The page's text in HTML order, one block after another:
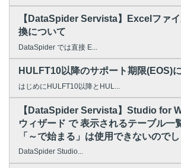
【DataSpider Servista】Excelファ
換について
DataSpider では直接 E...
HULFT10以降のサポート期限(EOS)
はじめにHULFT10以降とHUL...
【DataSpider Servista】Studio for
ウィザード で 表示されるテーブル一
「～で始まる」は使用できないので
DataSpider Studio...